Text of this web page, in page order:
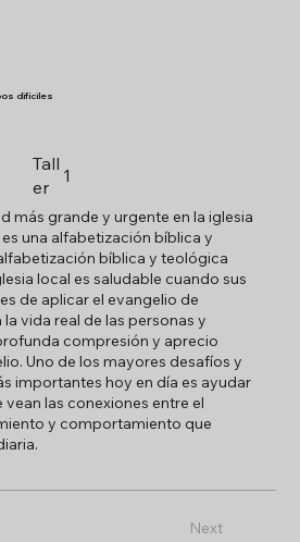
difíciles
Tall
er
1
más grande y urgente en la iglesia
una alfabetización bíblica y
bíblica y teológica
local es saludable cuando sus
de aplicar el evangelio de
vida real de las personas y
compresión y aprecio
Uno de los mayores desafíos y
importantes hoy en día es ayudar
vean las conexiones entre el
y comportamiento que
Next